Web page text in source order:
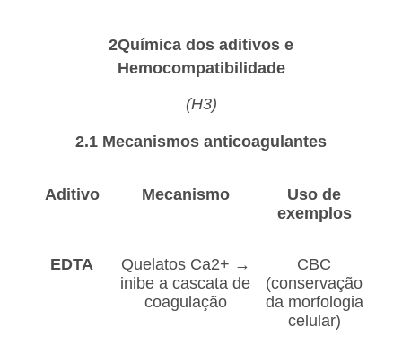
2Química dos aditivos e
Hemocompatibilidade
(H3)
2.1 Mecanismos anticoagulantes
Aditivo Mecanismo
Uso de
exemplos
EDTA
Quelatos Ca2+ →
inibe a cascata de
coagulação
CBC
(conservação
da morfologia
celular)